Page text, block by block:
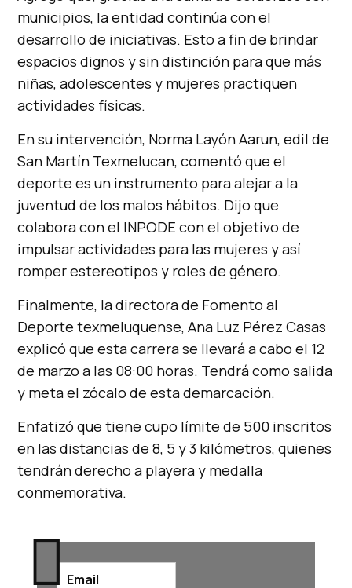
municipios, la entidad continúa con el
desarrollo de iniciativas. Esto a fin de brindar
espacios dignos y sin distinción para que más
niñas, adolescentes y mujeres practiquen
actividades físicas.
En su intervención, Norma Layón Aarun, edil de
San Martín Texmelucan, comentó que el
deporte es un instrumento para alejar a la
juventud de los malos hábitos. Dijo que
colabora con el INPODE con el objetivo de
impulsar actividades para las mujeres y así
romper estereotipos y roles de género.
Finalmente, la directora de Fomento al
Deporte texmeluquense, Ana Luz Pérez Casas
explicó que esta carrera se llevará a cabo el 12
de marzo a las 08:00 horas. Tendrá como salida
y meta el zócalo de esta demarcación.
Enfatizó que tiene cupo límite de 500 inscritos
en las distancias de 8, 5 y 3 kilómetros, quienes
tendrán derecho a playera y medalla
conmemorativa.